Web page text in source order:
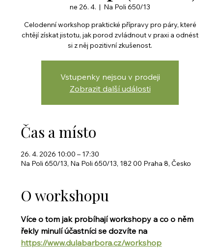
ne 26. 4.
  |
Na Poli 650/13
Celodenní workshop praktické přípravy pro páry, které
chtějí získat jistotu, jak porod zvládnout v praxi a odnést
si z něj pozitivní zkušenost.
Vstupenky nejsou v prodeji
Zobrazit další události
Čas a místo
26. 4. 2026 10:00 – 17:30
Na Poli 650/13, Na Poli 650/13, 182 00 Praha 8, Česko
O workshopu
Více o tom jak probíhají workshopy a co o něm
řekly minulí účastníci se dozvíte na
https://www.dulabarbora.cz/workshop